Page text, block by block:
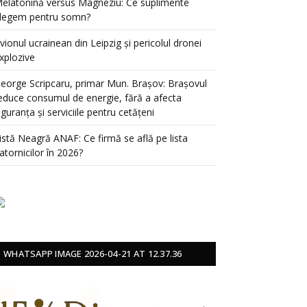
pentru somn?
ucrainean din Leipzig și pericolul dronei
Scripcaru, primar Mun. Brașov: Brașovul
consumul de energie, fără a afecta
și serviciile pentru cetățeni
Neagră ANAF: Ce firmă se află pe lista
în 2026?
WHATSAPP IMAGE 2026-04-21 AT 12.37.36